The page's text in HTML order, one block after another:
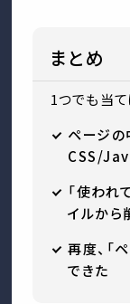
まとめ
1つでも当て
ページの
CSS/
「使わ
イルから
再度、「
できた